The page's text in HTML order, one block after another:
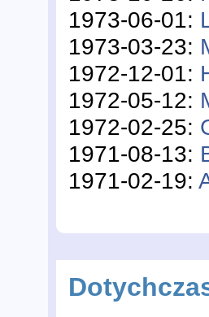
1973-06-01:
1973-03-23:
1972-12-01:
1972-05-12:
1972-02-25:
1971-08-13:
1971-02-19: